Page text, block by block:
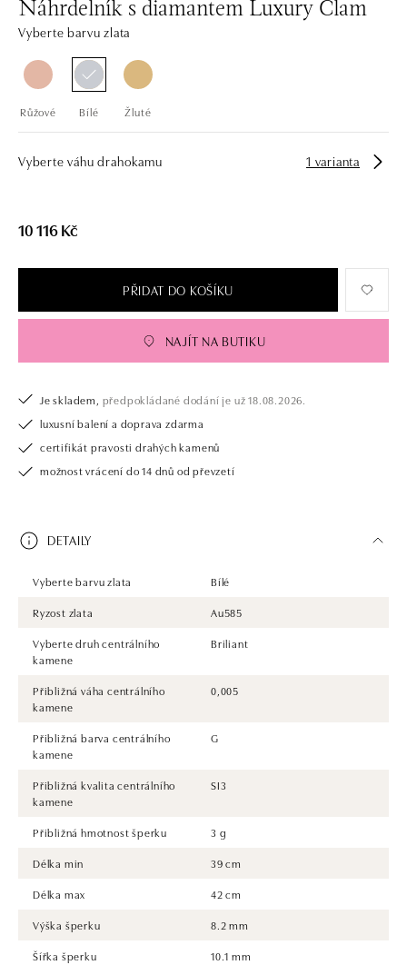
Náhrdelník s diamantem Luxury Clam
Vyberte barvu zlata
Růžové Bílé Žluté
Vyberte váhu drahokamu 1 varianta
10 116 Kč
PŘIDAT DO KOŠÍKU
NAJÍT NA BUTIKU
Je skladem, předpokládané dodání je už 18.08.2026.
luxusní balení a doprava zdarma
certifikát pravosti drahých kamenů
možnost vrácení do 14 dnů od převzetí
DETAILY
Vyberte barvu zlata
Bílé
Ryzost zlata
Au585
Vyberte druh centrálního
kamene
Briliant
Přibližná váha centrálního
kamene
0,005
Přibližná barva centrálního
kamene
G
Přibližná kvalita centrálního
kamene
SI3
Přibližná hmotnost šperku
3 g
Délka min
39 cm
Délka max
42 cm
Výška šperku
8.2 mm
Šířka šperku
10.1 mm